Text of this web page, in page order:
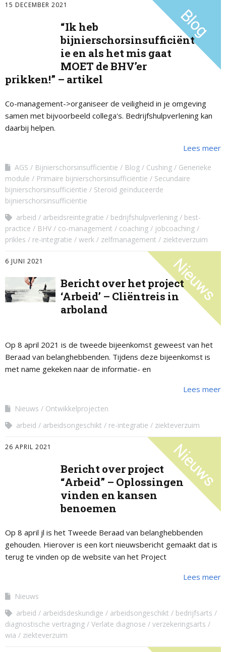
15 DECEMBER 2021
“Ik heb
bijnierschorsinsufficiënt
ie en als het mis gaat
MOET de BHV’er
prikken!” – artikel
Co-management->organiseer de veiligheid in je omgeving
samen met bijvoorbeeld collega's. Bedrijfshulpverlening kan
daarbij helpen.
Lees meer
AGS Bijnierschorsinsufficientie Blog Cushing
Generieke
module
Primaire bijnierschorsinsufficiëntie
Secundaire
bijnierschorsinsufficiëntie
Steroid geïnduceerde
bijnierschorsinsufficiëntie
arbeid
arbeidsreintegratie bedrijfshulpverlening
best-
practice
BHV co-management coaching
jobcoaching
prikles
re-integratie werk zelfmanagement ziekteverzuim
6 JUNI 2021
Bericht over het project
‘Arbeid’ – Cliëntreis in
arboland
Op 8 april 2021 is de tweede bijeenkomst geweest van het
Beraad van belanghebbenden. Tijdens deze bijeenkomst is
met name gekeken naar de informatie- en
Lees meer
Nieuws
Ontwikkelprojecten
arbeid
arbeidsongeschikt re-integratie ziekteverzuim
26 APRIL 2021
Bericht over project
“Arbeid” – Oplossingen
vinden en kansen
benoemen
Op 8 april jl is het Tweede Beraad van belanghebbenden
gehouden. Hierover is een kort nieuwsbericht gemaakt dat is
terug te vinden op de website van het Project
Lees meer
Nieuws
arbeid
arbeidsdeskundige arbeidsongeschikt
bedrijfsarts
diagnostische vertraging
Verlate diagnose
verzekeringsarts
wia
ziekteverzuim